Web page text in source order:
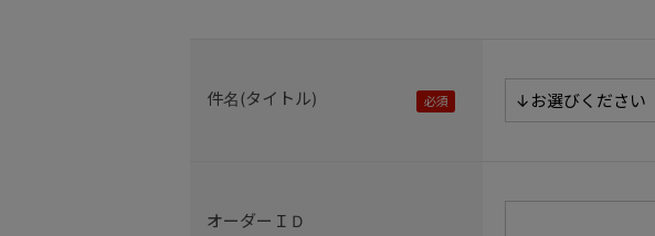
件名(タイトル)
オーダーＩＤ